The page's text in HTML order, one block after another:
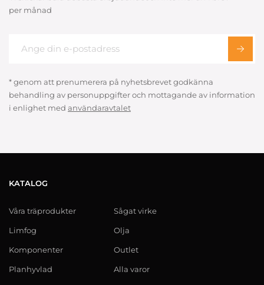
per månad
* genom att prenumerera på nyhetsbrevet godkänna
behandling av personuppgifter och mottagande av information
i enlighet med användaravtalet
KATALOG
Våra träprodukter
Limfog
Komponenter
Planhyvlad
Sågat virke
Olja
Outlet
Alla varor